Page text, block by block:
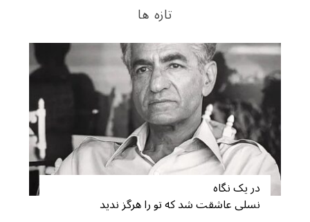
تازه ها
در یک نگاه
نسلی عاشقت شد که تو را هرگز ندید